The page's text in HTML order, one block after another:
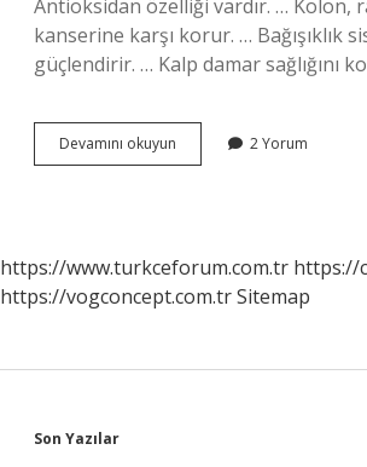
Antioksidan özelliği vardır. … Kolon,
kanserine karşı korur. … Bağışıklık
güçlendirir. … Kalp damar sağlığını
Devamını okuyun
Köfte
Mi
2 Yorum
https://www.turkceforum.com.tr https://
https://vogconcept.com.trSitemap
Son Yazılar